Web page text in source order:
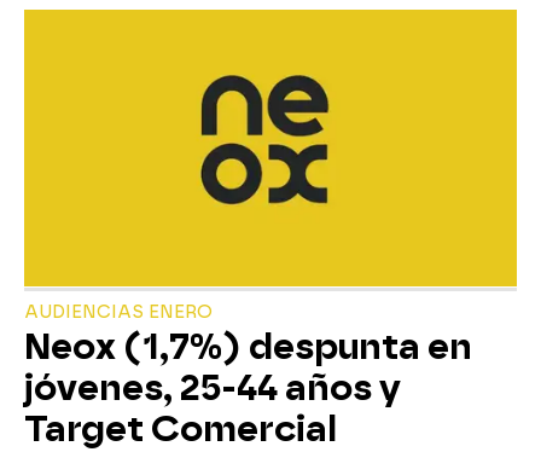
AUDIENCIAS ENERO
Neox (1,7%) despunta en
jóvenes, 25-44 años y
Target Comercial